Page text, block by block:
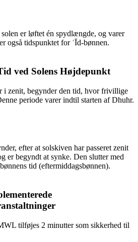
er løftet én spydlængde, og varer
også tidspunktet for ʿĪd-bønnen.
ved Solens Højdepunkt
i zenit, begynder den tid, hvor frivillige
periode varer indtil starten af Dhuhr.
efter at solskiven har passeret zenit
er begyndt at synke. Den slutter med
tid (eftermiddagsbønnen).
tilføjes 2 minutter som sikkerhed til